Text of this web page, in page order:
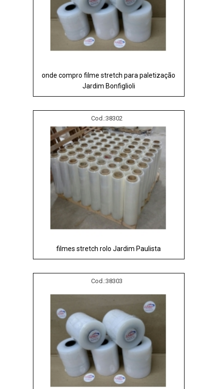
onde compro filme stretch para paletização
Jardim Bonfiglioli
Cod.:38302
filmes stretch rolo Jardim Paulista
Cod.:38303